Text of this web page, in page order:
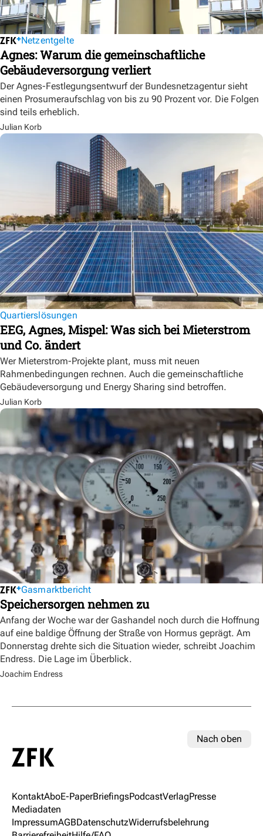
Netzentgelte
Agnes: Warum die gemeinschaftliche
Gebäudeversorgung verliert
Der Agnes-Festlegungsentwurf der Bundesnetzagentur sieht
einen Prosumeraufschlag von bis zu 90 Prozent vor. Die Folgen
sind teils erheblich.
Julian Korb
Quartierslösungen
EEG, Agnes, Mispel: Was sich bei Mieterstrom
und Co. ändert
Wer Mieterstrom-Projekte plant, muss mit neuen
Rahmenbedingungen rechnen. Auch die gemeinschaftliche
Gebäudeversorgung und Energy Sharing sind betroffen.
Julian Korb
Gasmarktbericht
Speichersorgen nehmen zu
Anfang der Woche war der Gashandel noch durch die Hoffnung
auf eine baldige Öffnung der Straße von Hormus geprägt. Am
Donnerstag drehte sich die Situation wieder, schreibt Joachim
Endress. Die Lage im Überblick.
Joachim Endress
Nach oben
KontaktAboE-PaperBriefingsPodcastVerlagPresse
Mediadaten
ImpressumAGBDatenschutzWiderrufsbelehrung